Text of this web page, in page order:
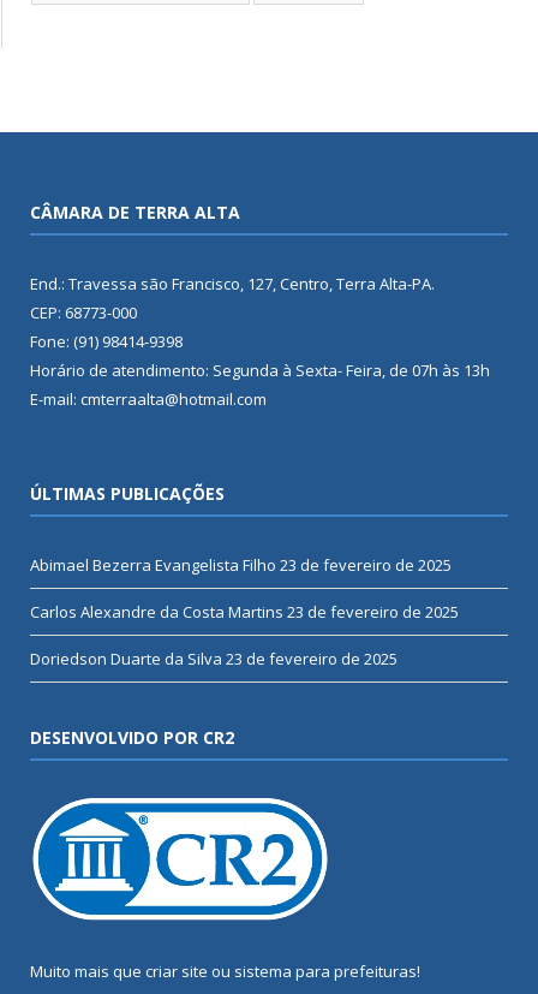
CÂMARA DE TERRA ALTA
End.: Travessa são Francisco, 127, Centro, Terra Alta-PA.
CEP: 68773-000
Fone: (91) 98414-9398
Horário de atendimento: Segunda à Sexta- Feira, de 07h às 13h
E-mail: cmterraalta@hotmail.com
ÚLTIMAS PUBLICAÇÕES
Abimael Bezerra Evangelista Filho 23 de fevereiro de 2025
Carlos Alexandre da Costa Martins 23 de fevereiro de 2025
Doriedson Duarte da Silva 23 de fevereiro de 2025
DESENVOLVIDO POR CR2
Muito mais que criar site ou sistema para prefeituras!